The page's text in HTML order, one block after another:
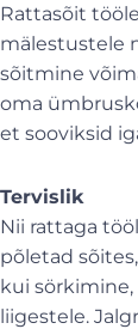
Rattasõit
mälestustele
sõitmine
oma
et sooviksid
Tervislik
Nii rattaga
põletad
kui
liigestele.